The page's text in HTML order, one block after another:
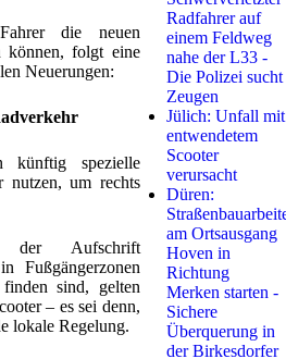
die neuen
können, folgt eine
Neuerungen:
künftig spezielle
nutzen, um rechts
der Aufschrift
Fußgängerzonen
sind, gelten
– es sei denn,
lokale Regelung.
Radfahrer auf
einem Feldweg
nahe der L33 -
Die Polizei sucht
Zeugen
Jülich: Unfall mit
entwendetem
Scooter
verursacht
Düren:
am Ortsausgang
Hoven in
Richtung
Merken starten -
Sichere
Überquerung in
der Birkesdorfer